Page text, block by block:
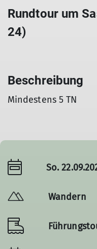
Rundtour um
24)
Beschreibung
Mindestens 5 TN
So.
Wandern